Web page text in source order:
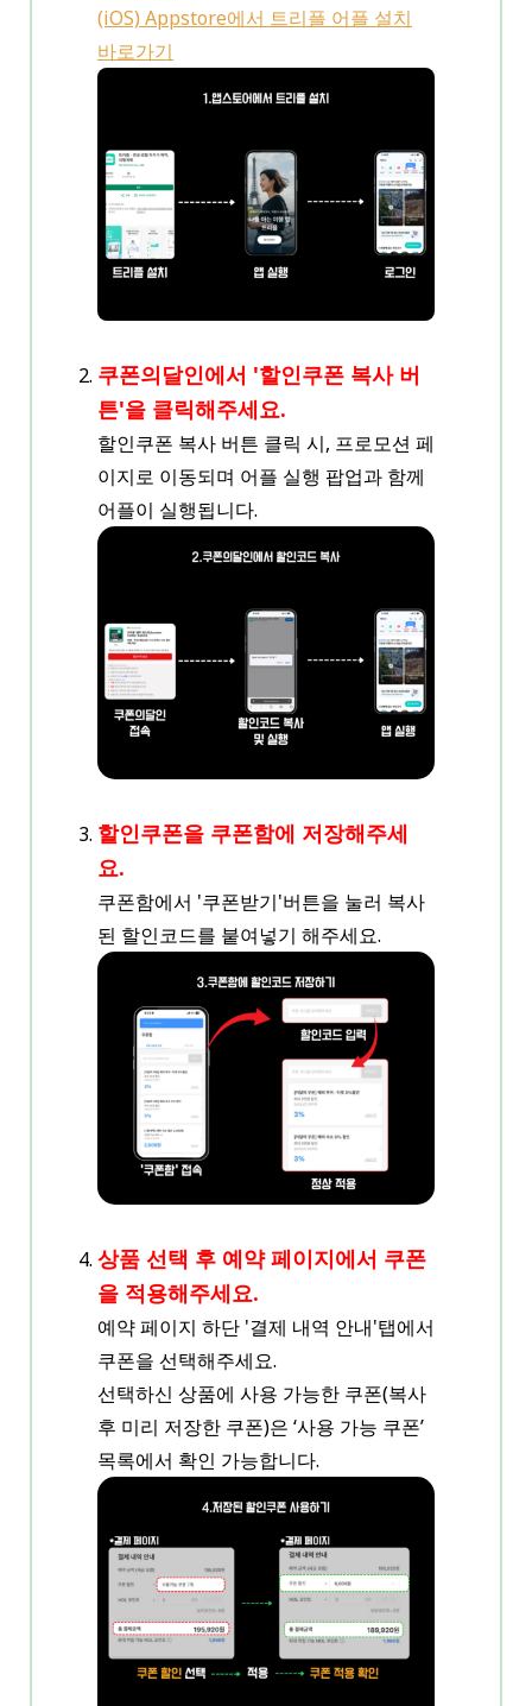
(iOS) Appstore에서 트리플 어플 설치
바로가기
쿠폰의달인에서 '할인쿠폰 복사 버
튼'을 클릭해주세요.
할인쿠폰 복사 버튼 클릭 시, 프로모션 페
이지로 이동되며 어플 실행 팝업과 함께
어플이 실행됩니다.
할인쿠폰을 쿠폰함에 저장해주세
요.
쿠폰함에서 '쿠폰받기'버튼을 눌러 복사
된 할인코드를 붙여넣기 해주세요.
상품 선택 후 예약 페이지에서 쿠폰
을 적용해주세요.
예약 페이지 하단 '결제 내역 안내'탭에서
쿠폰을 선택해주세요.
선택하신 상품에 사용 가능한 쿠폰(복사
후 미리 저장한 쿠폰)은 ‘사용 가능 쿠폰’
목록에서 확인 가능합니다.